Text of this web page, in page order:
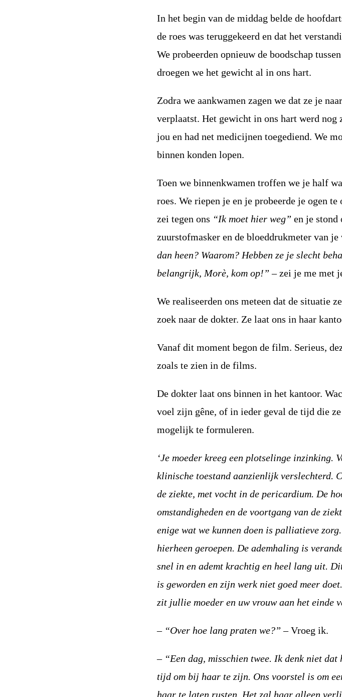
In het begin van de middag belde de
de roes was teruggekeerd en dat het
We probeerden opnieuw de boodschap
droegen we het gewicht al in ons hart.
Zodra we aankwamen zagen we dat ze je
verplaatst. Het gewicht in ons hart werd nog
jou en had net medicijnen toegediend. We
binnen konden lopen.
Toen we binnenkwamen troffen we je half
roes. We riepen je en je probeerde je ogen
zei tegen ons “Ik moet hier weg” en je stond
zuurstofmasker en de bloeddrukmeter van je
dan heen? Waarom? Hebben ze je slecht
belangrijk, Morè, kom op!” – zei je me met
We realiseerden ons meteen dat de situatie
zoek naar de dokter. Ze laat ons in haar
Vanaf dit moment begon de film. Serieus,
zoals te zien in de films.
De dokter laat ons binnen in het kantoor.
voel zijn gêne, of in ieder geval de tijd die ze
mogelijk te formuleren.
‘Je moeder kreeg een plotselinge inzinking.
klinische toestand aanzienlijk verslechterd.
de ziekte, met vocht in de pericardium. De
omstandigheden en de voortgang van de
enige wat we kunnen doen is palliatieve
hierheen geroepen. De ademhaling is
snel in en ademt krachtig en heel lang uit.
is geworden en zijn werk niet goed meer
zit jullie moeder en uw vrouw aan het einde
– “Over hoe lang praten we?” – Vroeg ik.
– “Een dag, misschien twee. Ik denk niet
tijd om bij haar te zijn. Ons voorstel is om
haar te laten rusten. Het zal haar alleen